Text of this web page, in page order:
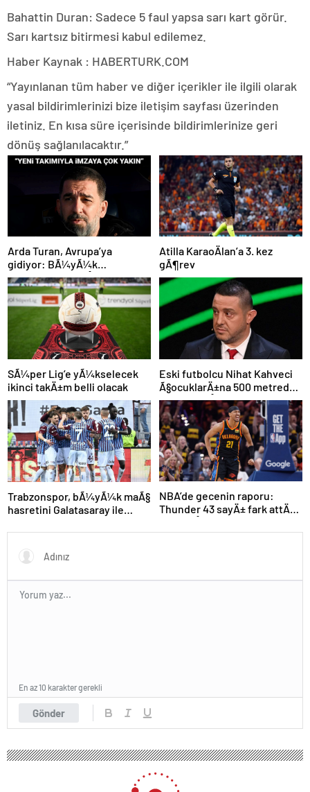
Bahattin Duran: Sadece 5 faul yapsa sarı kart görür.
Sarı kartsız bitirmesi kabul edilemez.
Haber Kaynak : HABERTURK.COM
“Yayınlanan tüm haber ve diğer içerikler ile ilgili olarak
yasal bildirimlerinizi bize iletişim sayfası üzerinden
iletiniz. En kısa süre içerisinde bildirimlerinize geri
dönüş sağlanılacaktır.”
Arda Turan, Avrupa’ya
gidiyor: BÃ¼yÃ¼k
Ã¶lÃ§Ã¼de anlaÅmaya
varÄ±ldÄ±
Atilla KaraoÄlan’a 3. kez
gÃ¶rev
SÃ¼per Lig’e yÃ¼kselecek
ikinci takÄ±m belli olacak
Eski futbolcu Nihat Kahveci
Ã§ocuklarÄ±na 500 metreden
fazla yaklaÅamayacak
Trabzonspor, bÃ¼yÃ¼k maÃ§
hasretini Galatasaray ile
NBA’de gecenin raporu:
Thunder 43 sayÄ± fark attÄ±,
Gönder
En az 10 karakter gerekli